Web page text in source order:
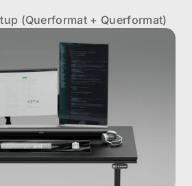
(Querformat + Querformat)